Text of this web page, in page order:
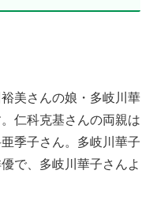
美さんの娘・多岐川華
仁科克基さんの両親は
季子さん。多岐川華子
で、 多岐川華子さんよ